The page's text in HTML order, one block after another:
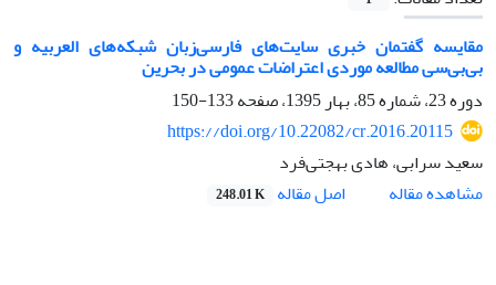
مقایسه گفتمان خبری سایت‌های فارسی‌زبان شبکه‌های العربیه و
بی‌بی‌سی مطالعه موردی اعتراضات عمومی در بحرین
دوره 23، شماره 85، بهار 1395، صفحه
133-150
https://doi.org/10.22082/cr.2016.20115
سعید سرابی، هادی بهجتی‌فرد
مشاهده مقاله
اصل مقاله 248.01 K